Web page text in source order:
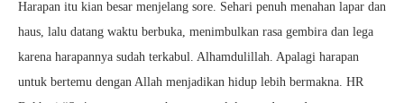
Harapan itu kian besar menjelang sore. Sehari penuh menahan lapar dan
haus, lalu datang waktu berbuka, menimbulkan rasa gembira dan lega
karena harapannya sudah terkabul. Alhamdulillah. Apalagi harapan
untuk bertemu dengan Allah menjadikan hidup lebih bermakna. HR